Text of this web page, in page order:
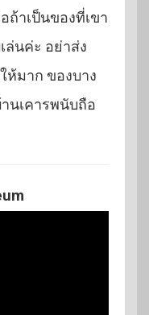
ถ้าเป็นของที่เขา
ล่นค่ะ อย่าส่ง
ห้มาก ของบาง
นเคารพนับถือ